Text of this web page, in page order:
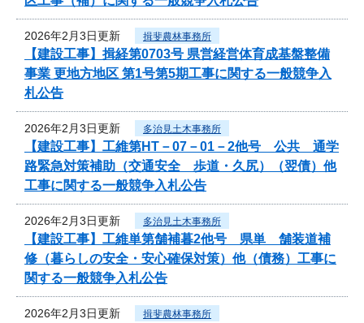
2026年2月3日更新 揖斐農林事務所
【建設工事】揖経第0703号 県営経営体育成基盤整備
事業 更地方地区 第1号第5期工事に関する一般競争入
札公告
2026年2月3日更新 多治見土木事務所
【建設工事】工維第HT－07－01－2他号 公共 通学
路緊急対策補助（交通安全 歩道・久尻）（翌債）他
工事に関する一般競争入札公告
2026年2月3日更新 多治見土木事務所
【建設工事】工維単第舗補暮2他号 県単 舗装道補
修（暮らしの安全・安心確保対策）他（債務）工事に
関する一般競争入札公告
2026年2月3日更新 揖斐農林事務所